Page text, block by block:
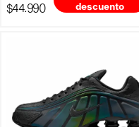
$44.990
descuento